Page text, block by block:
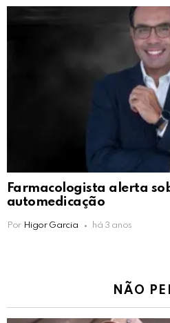
Farmacologista alerta
automedicação
Por Higor Garcia há 3 anos
NÃO